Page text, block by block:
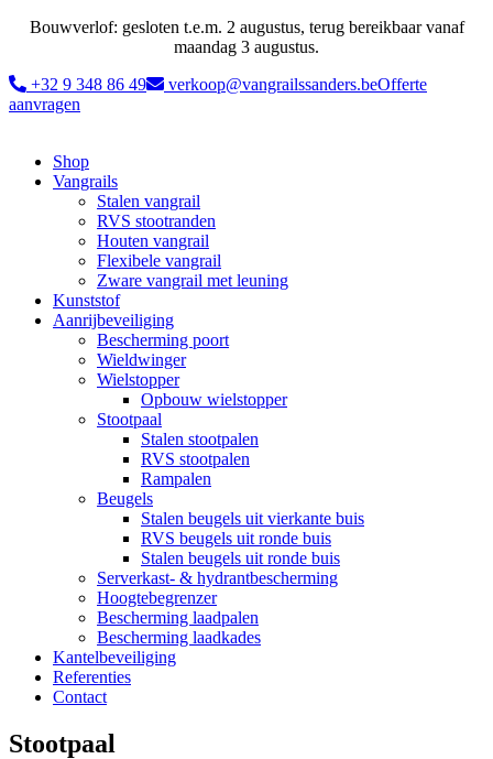
Bouwverlof: gesloten t.e.m. 2 augustus, terug bereikbaar vanaf
maandag 3 augustus.
+32 9 348 86 49
verkoop@vangrailssanders.beOfferte
aanvragen
Shop
Vangrails
Stalen vangrail
RVS stootranden
Houten vangrail
Flexibele vangrail
Zware vangrail met leuning
Kunststof
Aanrijbeveiliging
Bescherming poort
Wieldwinger
Wielstopper
Opbouw wielstopper
Stootpaal
Stalen stootpalen
RVS stootpalen
Rampalen
Beugels
Stalen beugels uit vierkante buis
RVS beugels uit ronde buis
Stalen beugels uit ronde buis
Serverkast- & hydrantbescherming
Hoogtebegrenzer
Bescherming laadpalen
Bescherming laadkades
Kantelbeveiliging
Referenties
Contact
Stootpaal